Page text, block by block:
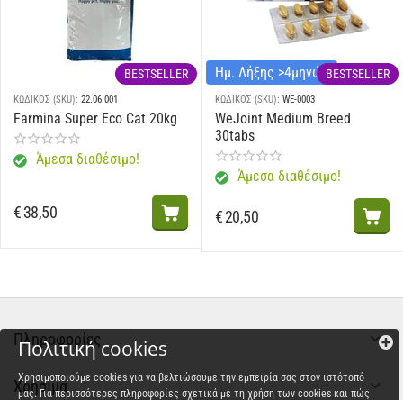
BESTSELLER
ΚΩΔΙΚΟΣ (SKU): 22.06.001
Farmina Super Eco Cat 20kg
Άμεσα διαθέσιμο!
€38,50
Ημ. Λήξης >4μηνώνBESTSELLER
ΚΩΔΙΚΟΣ (SKU): WE-0003
WeJoint Medium Breed
30tabs
Άμεσα διαθέσιμο!
€20,50
Πληροφορίες
Χρήσιμα
Πολιτική cookies
Χρησιμοποιούμε cookies για να βελτιώσουμε την εμπειρία σας στον ιστότοπό
μας. Για περισσότερες πληροφορίες σχετικά με τη χρήση των cookies και πώς